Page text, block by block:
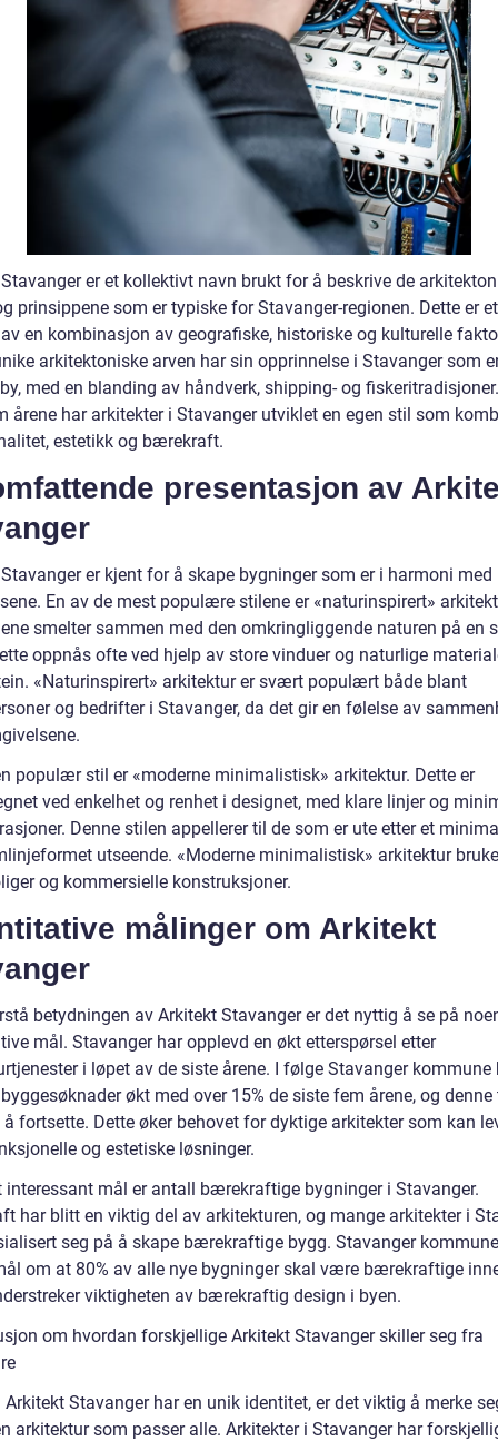
er et kollektivt navn brukt for å beskrive de
prinsippene som er typiske for Stavanger-regionen. Dette er et
en kombinasjon av geografiske, historiske og kulturelle
arkitektoniske arven har sin opprinnelse i Stavanger som
med en blanding av håndverk, shipping- og fiskeritradisjoner.
årene har arkitekter i Stavanger utviklet en egen stil som
estetikk og bærekraft.
presentasjon av
er kjent for å skape bygninger som er i harmoni med
En av de mest populære stilene er «naturinspirert»
smelter sammen med den omkringliggende naturen på en
oppnås ofte ved hjelp av store vinduer og naturlige
«Naturinspirert» arkitektur er svært populært både blant
og bedrifter i Stavanger, da det gir en følelse av
populær stil er «moderne minimalistisk» arkitektur. Dette er
ved enkelhet og renhet i designet, med klare linjer og
Denne stilen appellerer til de som er ute etter et
utseende. «Moderne minimalistisk» arkitektur
og kommersielle konstruksjoner.
målinger om Arkitekt
betydningen av Arkitekt Stavanger er det nyttig å se på
mål. Stavanger har opplevd en økt etterspørsel etter
i løpet av de siste årene. I følge Stavanger kommune
økt med over 15% de siste fem årene, og denne
fortsette. Dette øker behovet for dyktige arkitekter som kan
og estetiske løsninger.
interessant mål er antall bærekraftige bygninger i Stavanger.
har blitt en viktig del av arkitekturen, og mange arkitekter i
seg på å skape bærekraftige bygg. Stavanger
om at 80% av alle nye bygninger skal være bærekraftige
viktigheten av bærekraftig design i byen.
om hvordan forskjellige Arkitekt Stavanger skiller seg fra
Arkitekt Stavanger har en unik identitet, er det viktig å merke
arkitektur som passer alle. Arkitekter i Stavanger har